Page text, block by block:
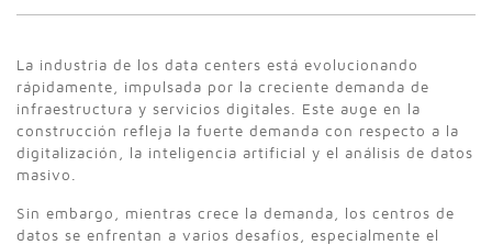
La industria de los data centers está evolucionando
rápidamente, impulsada por la creciente demanda de
infraestructura y servicios digitales. Este auge en la
construcción refleja la fuerte demanda con respecto a la
digitalización, la inteligencia artificial y el análisis de datos
masivo.
Sin embargo, mientras crece la demanda, los centros de
datos se enfrentan a varios desafíos, especialmente el